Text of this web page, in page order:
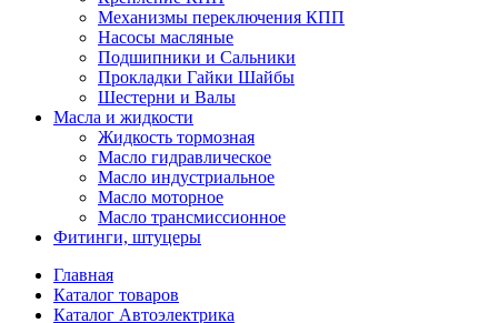
Механизмы переключения КПП
Насосы масляные
Подшипники и Сальники
Прокладки Гайки Шайбы
Шестерни и Валы
Масла и жидкости
Жидкость тормозная
Масло гидравлическое
Масло индустриальное
Масло моторное
Масло трансмиссионное
Фитинги, штуцеры
Главная
Каталог товаров
Каталог Автоэлектрика